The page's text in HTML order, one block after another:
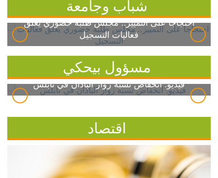
شباب وجامعة
احتجاجاً على التمييز.. مجلس طلبة خضوري يعلق
فعاليات التسجيل
مسؤول بيحكي
فيديو: انخفاض نسبة زوار الباذان في نابلس
اقتصاد